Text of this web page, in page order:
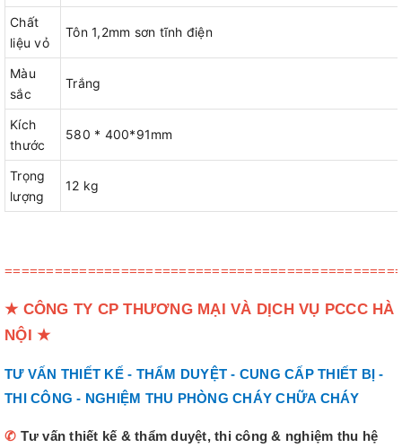
Chất
liệu vỏ
Tôn 1,2mm sơn tĩnh điện
Màu
sắc
Trắng
Kích
thước
580 * 400*91mm
Trọng
lượng
12 kg
★ CÔNG TY CP THƯƠNG MẠI VÀ DỊCH VỤ PCCC HÀ
NỘI ★
TƯ VẤN THIẾT KẾ - THẨM DUYỆT - CUNG CẤP THIẾT BỊ -
THI CÔNG - NGHIỆM THU PHÒNG CHÁY CHỮA CHÁY
✆ Tư vấn thiết kế & thẩm duyệt, thi công & nghiệm thu hệ